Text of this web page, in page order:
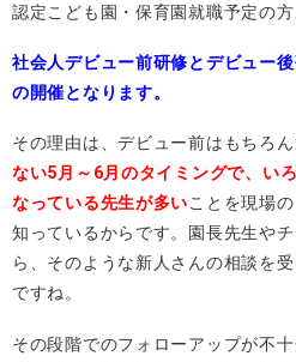
認定こども園・保育園就職予定の方
社会人デビュー前研修とデビュー
の開催となります。
その理由は、デビュー前はもちろ
ない5月～6月のタイミングで、い
なっている先生が多いことを現場
知っているからです。園長先生や
ら、そのような新人さんの相談を
ですね。
その段階でのフォローアップが不